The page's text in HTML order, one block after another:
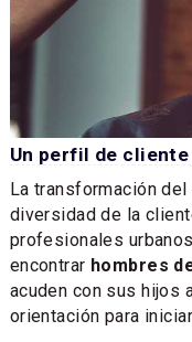
Un perfil de
La transformación
diversidad de la
profesionales
encontrar hombres
acuden con sus hijos
orientación para